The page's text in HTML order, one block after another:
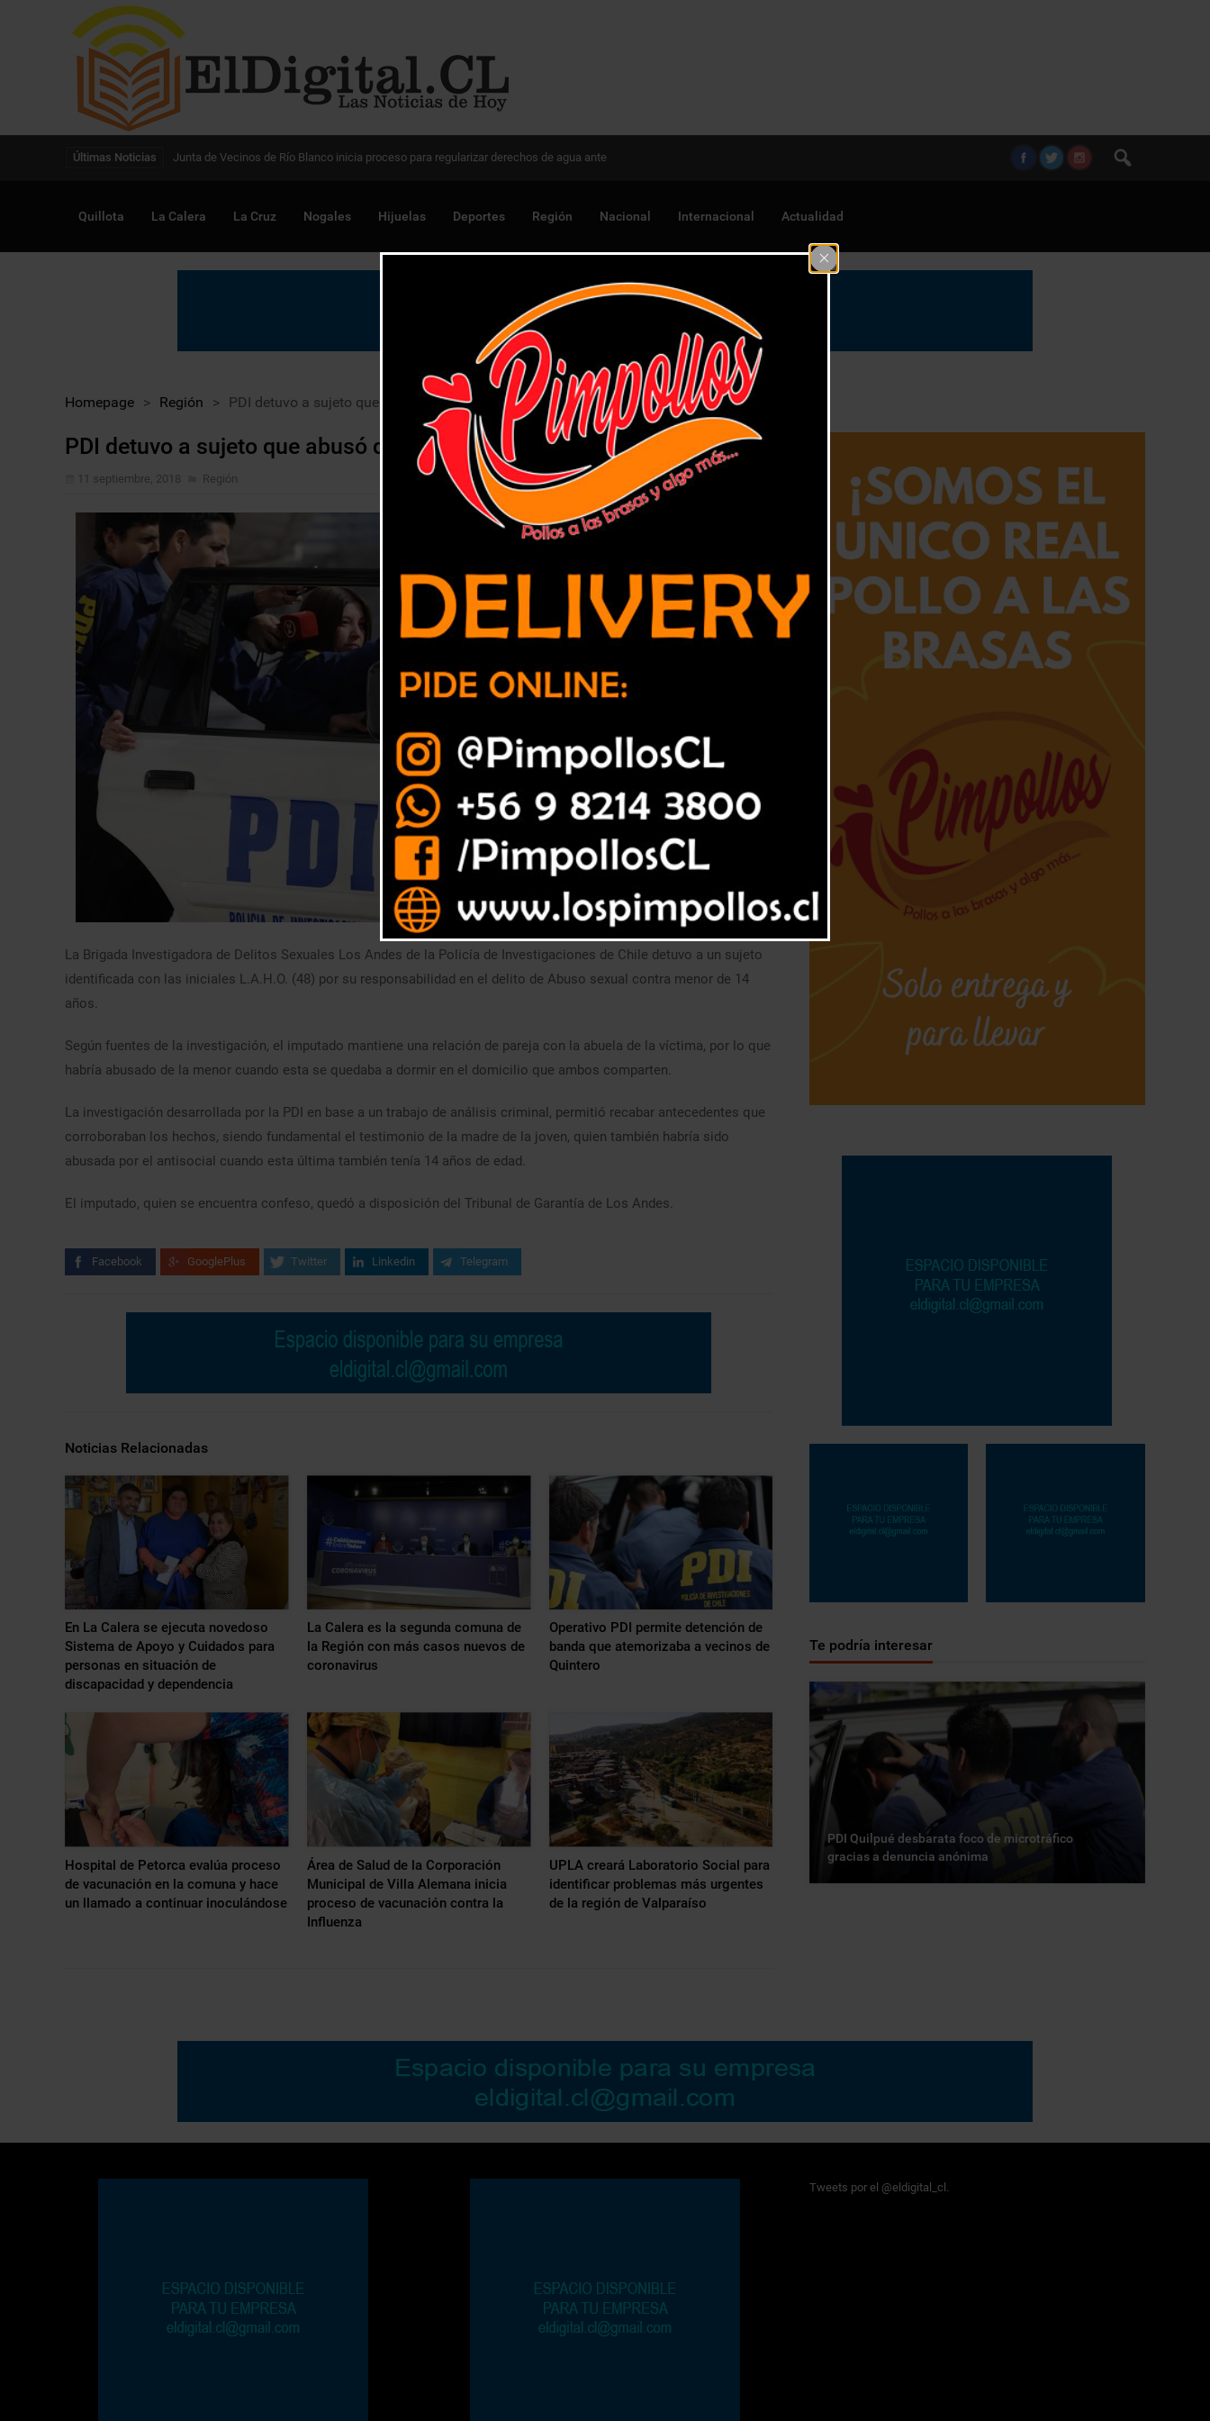
Últimas Noticias Digitalización de la gestión pública avanza en Chile para optimizar proyectos
Quillota La Calera La Cruz Nogales Hijuelas Deportes Región Nacional Internacional Actualidad
Homepage > Región > PDI detuvo a sujeto que abusó de madre e hija en Los Andes
PDI detuvo a sujeto que abusó de madre e hija en Los Andes
11 septiembre, 2018 Región
La Brigada Investigadora de Delitos Sexuales Los Andes de la Policía de Investigaciones de Chile detuvo a un sujeto
identificada con las iniciales L.A.H.O. (48) por su responsabilidad en el delito de Abuso sexual contra menor de 14
años.
Según fuentes de la investigación, el imputado mantiene una relación de pareja con la abuela de la víctima, por lo que
habría abusado de la menor cuando esta se quedaba a dormir en el domicilio que ambos comparten.
La investigación desarrollada por la PDI en base a un trabajo de análisis criminal, permitió recabar antecedentes que
corroboraban los hechos, siendo fundamental el testimonio de la madre de la joven, quien también habría sido
abusada por el antisocial cuando esta última también tenía 14 años de edad.
El imputado, quien se encuentra confeso, quedó a disposición del Tribunal de Garantía de Los Andes.
Facebook GooglePlus Twitter Linkedin Telegram
Noticias Relacionadas
En La Calera se ejecuta novedoso
Sistema de Apoyo y Cuidados para
personas en situación de
discapacidad y dependencia
La Calera es la segunda comuna de
la Región con más casos nuevos de
coronavirus
Operativo PDI permite detención de
banda que atemorizaba a vecinos de
Quintero
Hospital de Petorca evalúa proceso
de vacunación en la comuna y hace
un llamado a continuar inoculándose
Área de Salud de la Corporación
Municipal de Villa Alemana inicia
proceso de vacunación contra la
Influenza
UPLA creará Laboratorio Social para
identificar problemas más urgentes
de la región de Valparaíso
Te podría interesar
PDI Quilpué desbarata foco de microtráfico
gracias a denuncia anónima
Tweets por el @eldigital_cl.